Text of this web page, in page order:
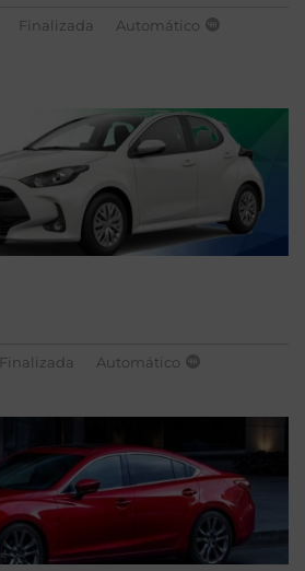
Finalizada
Automático
Finalizada Automático